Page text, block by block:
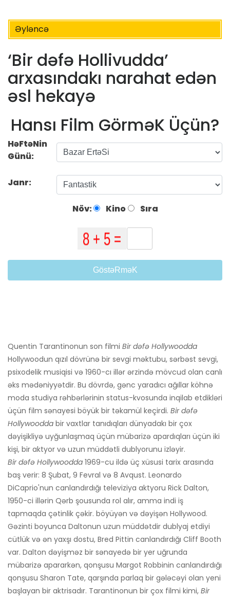
Əyləncə
‘Bir dəfə Hollivudda’
arxasındakı narahat edən
əsl hekayə
Hansı Film GörməK Üçün?
HəFtəNin
Günü:
Janr:
Növ: Kino Sıra
GöstəRməK
Quentin Tarantinonun son filmi Bir dəfə Hollywoodda
Hollywoodun qızıl dövrünə bir sevgi məktubu, sərbəst sevgi,
psixodelik musiqisi və 1960-cı illər ərzində mövcud olan canlı
əks mədəniyyətdir. Bu dövrdə, gənc yaradıcı ağıllar köhnə
moda studiya rəhbərlərinin status-kvosunda inqilab etdikləri
üçün film sənayesi böyük bir təkamül keçirdi. Bir dəfə
Hollywoodda bir vaxtlar tanıdıqları dünyadakı bir çox
dəyişikliyə uyğunlaşmaq üçün mübarizə apardıqları üçün iki
kişi, bir aktyor və uzun müddətli dublyorunu izləyir.
Bir dəfə Hollywoodda 1969-cu ildə üç xüsusi tarix arasında
baş verir: 8 Şubat, 9 Fevral və 8 Avqust. Leonardo
DiCaprio'nun canlandırdığı televiziya aktyoru Rick Dalton,
1950-ci illərin Qərb şousunda rol alır, amma indi iş
tapmaqda çətinlik çəkir. böyüyən və dəyişən Hollywood.
Gəzinti boyunca Daltonun uzun müddətdir dublyaj etdiyi
cütlük və ən yaxşı dostu, Bred Pittin canlandırdığı Cliff Booth
var. Dalton dəyişməz bir sənayedə bir yer uğrunda
mübarizə apararkən, qonşusu Margot Robbinin canlandırdığı
qonşusu Sharon Tate, qarşında parlaq bir gələcəyi olan yeni
başlayan bir aktrisadır. Tarantinonun bir çox filmi kimi, Bir